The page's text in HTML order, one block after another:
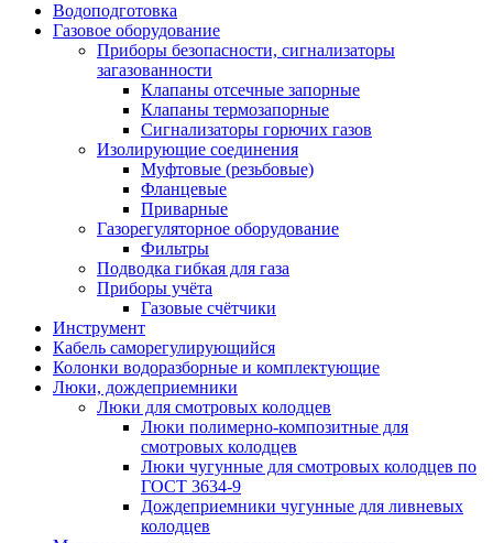
Водоподготовка
Газовое оборудование
Приборы безопасности, сигнализаторы
загазованности
Клапаны отсечные запорные
Клапаны термозапорные
Сигнализаторы горючих газов
Изолирующие соединения
Муфтовые (резьбовые)
Фланцевые
Приварные
Газорегуляторное оборудование
Фильтры
Подводка гибкая для газа
Приборы учёта
Газовые счётчики
Инструмент
Кабель саморегулирующийся
Колонки водоразборные и комплектующие
Люки, дождеприемники
Люки для смотровых колодцев
Люки полимерно-композитные для
смотровых колодцев
Люки чугунные для смотровых колодцев по
ГОСТ 3634-9
Дождеприемники чугунные для ливневых
колодцев